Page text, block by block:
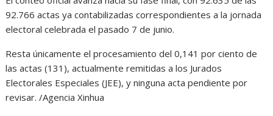
92.766 actas ya contabilizadas correspondientes a la jornada
electoral celebrada el pasado 7 de junio.
Resta únicamente el procesamiento del 0,141 por ciento de
las actas (131), actualmente remitidas a los Jurados
Electorales Especiales (JEE), y ninguna acta pendiente por
revisar. /Agencia Xinhua